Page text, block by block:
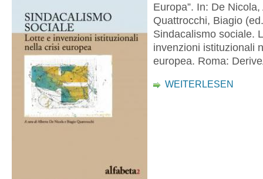
Europa”. In: De
Quattrocchi, Biagio
Sindacalismo sociale.
invenzioni istituzionali
europea. Roma:
WEITERLESEN